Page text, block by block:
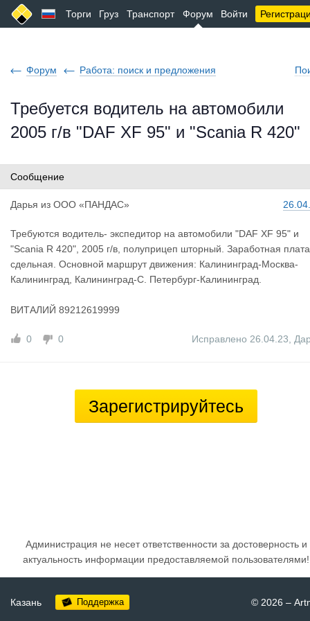
Торги Груз Транспорт Форум Войти
Форум Работа: поиск и предложения
Требуется водитель на автомобили
2005 г/в "DAF XF 95" и "Scania R 420"
Сообщение
Дарья из ООО «ПАНДАС»
Требуются водитель- экспедитор на автомобили "DAF XF 95" и
"Scania R 420", 2005 г/в, полуприцеп шторный. Заработная плата
сдельная. Основной маршрут движения: Калининград-Москва-
Калининград, Калининград-С. Петербург-Калининград.
ВИТАЛИЙ 89212619999
0 0 Исправлено 26.04.23
Зарегистрируйтесь
Администрация не несет ответственности за достоверность и
актуальность информации предоставляемой пользователями!
Казань Поддержка © 2026 –